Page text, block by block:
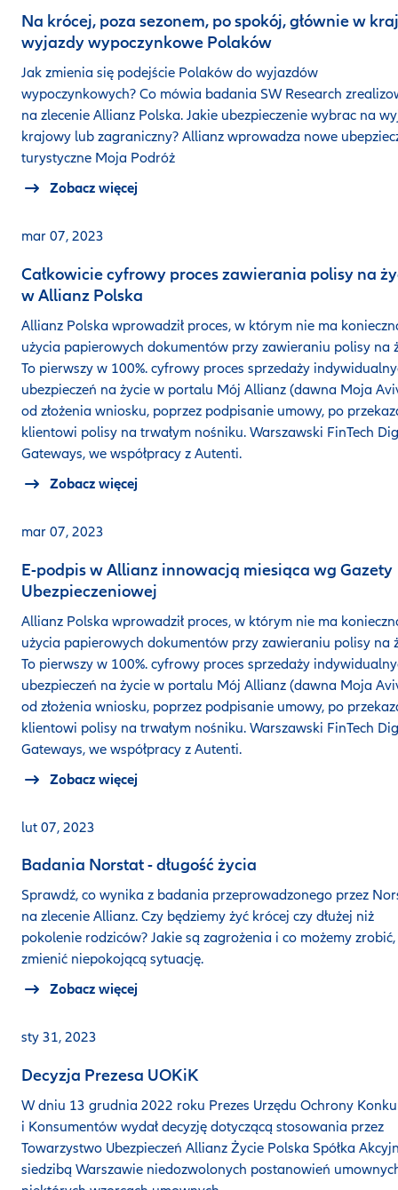
Na krócej, poza sezonem, po spokój, głównie w
wyjazdy wypoczynkowe Polaków
Jak zmienia się podejście Polaków do wyjazdów
wypoczynkowych? Co mówia badania SW Research
na zlecenie Allianz Polska. Jakie ubezpieczenie wybrac na
krajowy lub zagraniczny? Allianz wprowadza nowe
turystyczne Moja Podróż
Zobacz więcej
mar 07, 2023
Całkowicie cyfrowy proces zawierania polisy na
w Allianz Polska
Allianz Polska wprowadził proces, w którym nie ma
użycia papierowych dokumentów przy zawieraniu polisy na
To pierwszy w 100%. cyfrowy proces sprzedaży
ubezpieczeń na życie w portalu Mój Allianz (dawna Moja
od złożenia wniosku, poprzez podpisanie umowy, po
klientowi polisy na trwałym nośniku. Warszawski FinTech
Gateways, we współpracy z Autenti.
Zobacz więcej
mar 07, 2023
E-podpis w Allianz innowacją miesiąca wg Gazety
Ubezpieczeniowej
Allianz Polska wprowadził proces, w którym nie ma
użycia papierowych dokumentów przy zawieraniu polisy na
To pierwszy w 100%. cyfrowy proces sprzedaży
ubezpieczeń na życie w portalu Mój Allianz (dawna Moja
od złożenia wniosku, poprzez podpisanie umowy, po
klientowi polisy na trwałym nośniku. Warszawski FinTech
Gateways, we współpracy z Autenti.
Zobacz więcej
lut 07, 2023
Badania Norstat - długość życia
Sprawdź, co wynika z badania przeprowadzonego przez
na zlecenie Allianz. Czy będziemy żyć krócej czy dłużej niż
pokolenie rodziców? Jakie są zagrożenia i co możemy
zmienić niepokojącą sytuację.
Zobacz więcej
sty 31, 2023
Decyzja Prezesa UOKiK
W dniu 13 grudnia 2022 roku Prezes Urzędu Ochrony
i Konsumentów wydał decyzję dotyczącą stosowania przez
Towarzystwo Ubezpieczeń Allianz Życie Polska Spółka
siedzibą Warszawie niedozwolonych postanowień